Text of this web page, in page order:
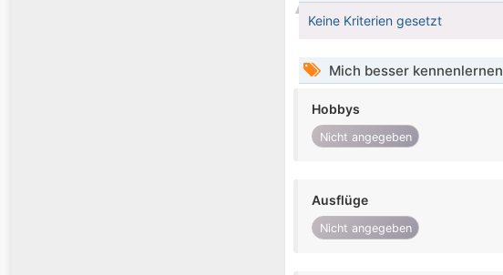
Keine Kriterien gesetzt
Mich besser kennenlernen
Hobbys
Nicht angegeben
Ausflüge
Nicht angegeben